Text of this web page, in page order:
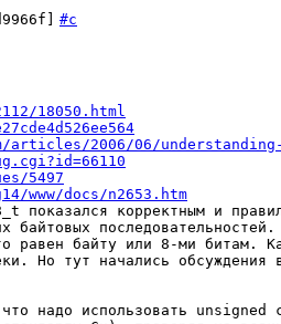
#c
18050.html
articles/2006/06/
5497
www/docs/n2653.htm
показался корректным и
байтовых последовательностей.
равен байту или 8-ми битам.
Но тут начались обсуждения
надо использовать unsigned